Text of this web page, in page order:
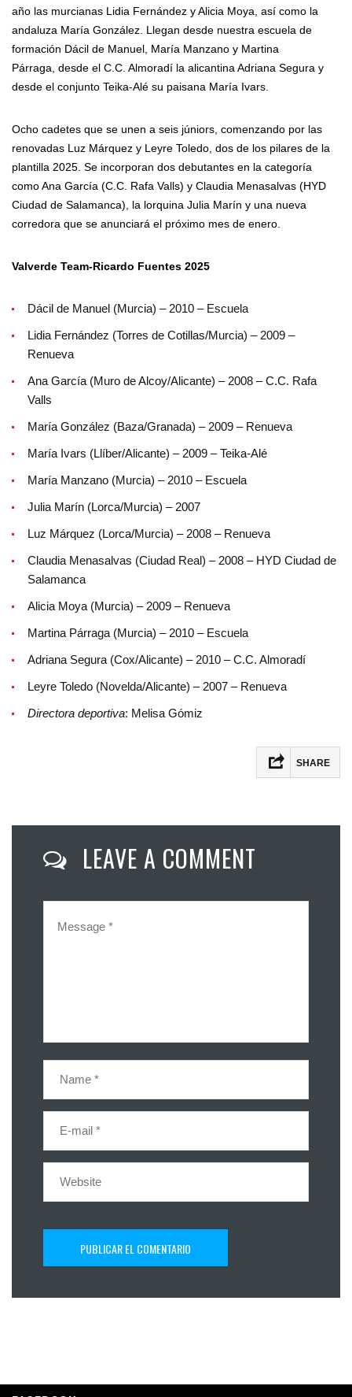
año las murcianas Lidia Fernández y Alicia Moya, así como la
andaluza María González. Llegan desde nuestra escuela de
formación Dácil de Manuel, María Manzano y Martina
Párraga, desde el C.C. Almoradí la alicantina Adriana Segura y
desde el conjunto Teika-Alé su paisana María Ivars.
Ocho cadetes que se unen a seis júniors, comenzando por las
renovadas Luz Márquez y Leyre Toledo, dos de los pilares de la
plantilla 2025. Se incorporan dos debutantes en la categoría
como Ana García (C.C. Rafa Valls) y Claudia Menasalvas (HYD
Ciudad de Salamanca), la lorquina Julia Marín y una nueva
corredora que se anunciará el próximo mes de enero.
Valverde Team-Ricardo Fuentes 2025
Dácil de Manuel (Murcia) – 2010 – Escuela
Lidia Fernández (Torres de Cotillas/Murcia) – 2009 –
Renueva
Ana García (Muro de Alcoy/Alicante) – 2008 – C.C. Rafa
Valls
María González (Baza/Granada) – 2009 – Renueva
María Ivars (Llíber/Alicante) – 2009 – Teika-Alé
María Manzano (Murcia) – 2010 – Escuela
Julia Marín (Lorca/Murcia) – 2007
Luz Márquez (Lorca/Murcia) – 2008 – Renueva
Claudia Menasalvas (Ciudad Real) – 2008 – HYD Ciudad de
Salamanca
Alicia Moya (Murcia) – 2009 – Renueva
Martina Párraga (Murcia) – 2010 – Escuela
Adriana Segura (Cox/Alicante) – 2010 – C.C. Almoradí
Leyre Toledo (Novelda/Alicante) – 2007 – Renueva
Directora deportiva: Melisa Gómiz
SHARE
Twitter
LEAVE A COMMENT